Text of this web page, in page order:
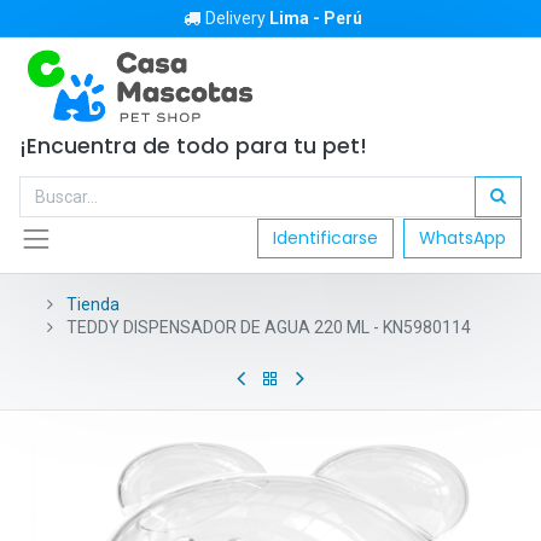
Delivery Lima - Perú
¡Encuentra de todo para tu pet!
Identificarse WhatsApp
Tienda
TEDDY DISPENSADOR DE AGUA 220 ML - KN5980114